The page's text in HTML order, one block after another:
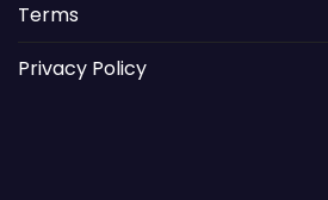
Terms
Privacy Policy